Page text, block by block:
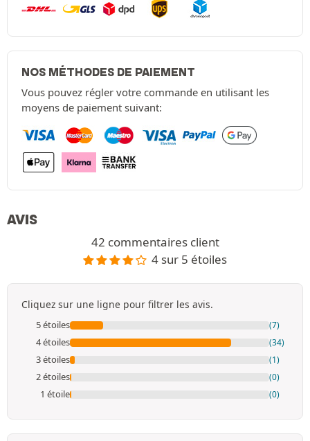
NOS MÉTHODES DE PAIEMENT
Vous pouvez régler votre commande en utilisant les
moyens de paiement suivant:
AVIS
42 commentaires client
4 sur 5 étoiles
Cliquez sur une ligne pour filtrer les avis.
5 étoiles (7)
4 étoiles (34)
3 étoiles (1)
2 étoiles (0)
1 étoile (0)